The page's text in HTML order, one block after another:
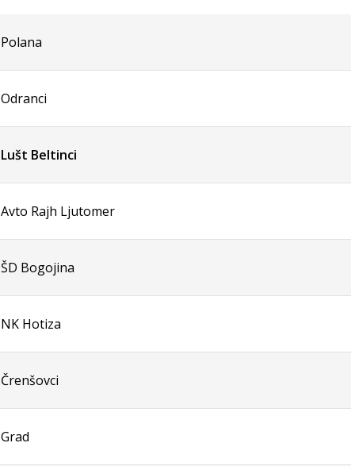
Polana
Odranci
Lušt Beltinci
Avto Rajh Ljutomer
ŠD Bogojina
NK Hotiza
Črenšovci
Grad